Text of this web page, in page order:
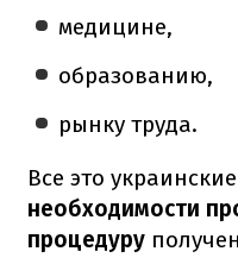
медицине,
образованию,
рынку труда.
Все это
необходимости
процедуру